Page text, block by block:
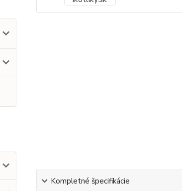
Kompletné špecifikácie